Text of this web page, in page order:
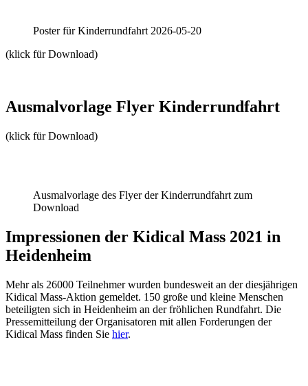
Poster für Kinderrundfahrt 2026-05-20
(klick für Download)
Ausmalvorlage Flyer Kinderrundfahrt
(klick für Download)
Ausmalvorlage des Flyer der Kinderrundfahrt zum
Download
Impressionen der Kidical Mass 2021 in
Heidenheim
Mehr als 26000 Teilnehmer wurden bundesweit an der diesjährigen
Kidical Mass-Aktion gemeldet. 150 große und kleine Menschen
beteiligten sich in Heidenheim an der fröhlichen Rundfahrt. Die
Pressemitteilung der Organisatoren mit allen Forderungen der
Kidical Mass finden Sie hier.